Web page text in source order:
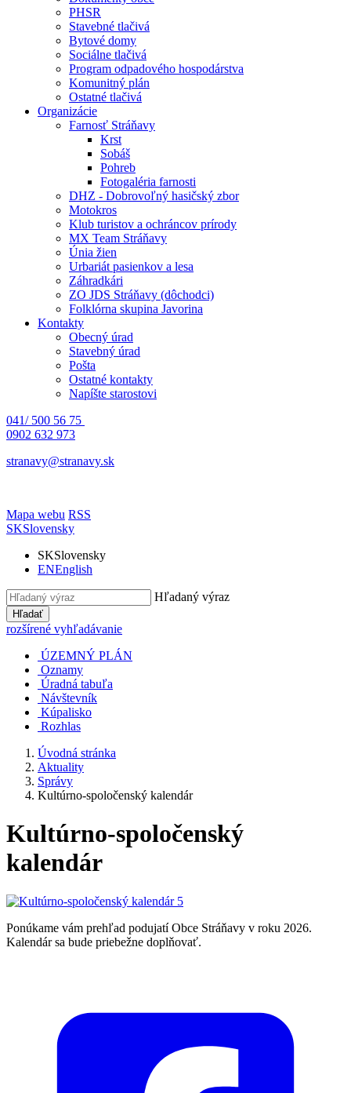
PHSR
Stavebné tlačivá
Bytové domy
Sociálne tlačivá
Program odpadového hospodárstva
Komunitný plán
Ostatné tlačivá
Organizácie
Farnosť Stráňavy
Krst
Sobáš
Pohreb
Fotogaléria farnosti
DHZ - Dobrovoľný hasičský zbor
Motokros
Klub turistov a ochráncov prírody
MX Team Stráňavy
Únia žien
Urbariát pasienkov a lesa
Záhradkári
ZO JDS Stráňavy (dôchodci)
Folklórna skupina Javorina
Kontakty
Obecný úrad
Stavebný úrad
Pošta
Ostatné kontakty
Napíšte starostovi
041/ 500 56 75
0902 632 973
stranavy@stranavy.sk
Mapa webu RSS
SKSlovensky
SKSlovensky
ENEnglish
Hľadaný výraz
Hľadať
rozšírené vyhľadávanie
ÚZEMNÝ PLÁN
Oznamy
Úradná tabuľa
Návštevník
Kúpalisko
Rozhlas
Úvodná stránka
Aktuality
Správy
Kultúrno-spoločenský kalendár
Kultúrno-spoločenský
kalendár
Ponúkame vám prehľad podujatí Obce Stráňavy v roku 2026.
Kalendár sa bude priebežne doplňovať.